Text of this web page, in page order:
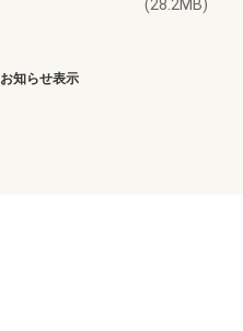
(28.2MB)
お知らせ表示